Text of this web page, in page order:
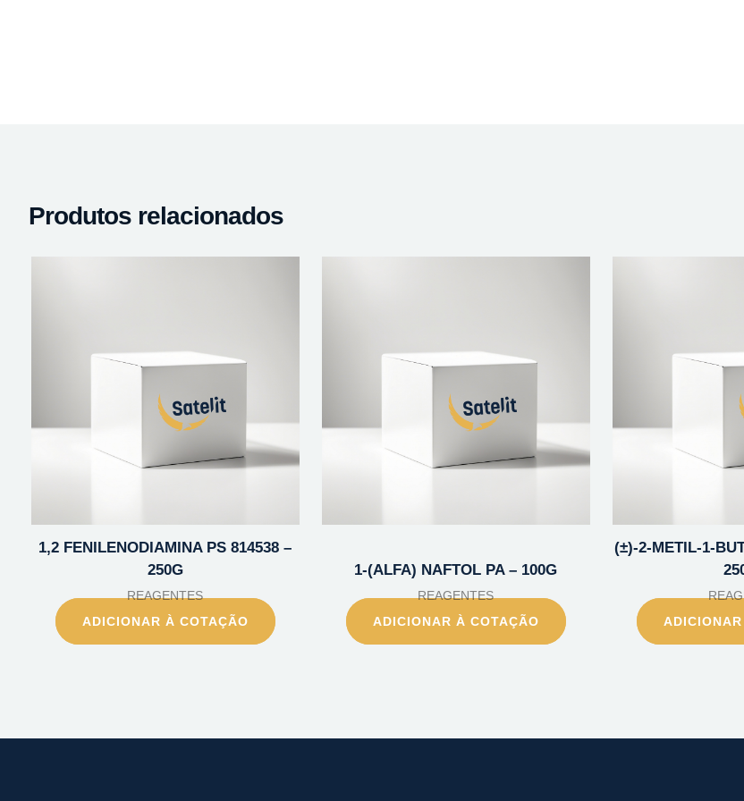
Produtos relacionados
1,2 FENILENODIAMINA PS 814538 –
250G
REAGENTES
ADICIONAR À COTAÇÃO
1-(ALFA) NAFTOL PA – 100G
REAGENTES
ADICIONAR À COTAÇÃO
(±)-2-METIL-1-